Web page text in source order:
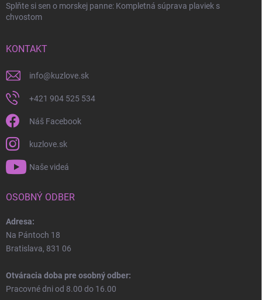
Splňte si sen o morskej panne: Kompletná súprava plaviek s
chvostom
KONTAKT
info@kuzlove.sk
+421 904 525 534
Náš Facebook
kuzlove.sk
Naše videá
OSOBNÝ ODBER
Adresa:
Na Pántoch 18
Bratislava, 831 06
Otváracia doba pre osobný odber:
Pracovné dni od 8.00 do 16.00